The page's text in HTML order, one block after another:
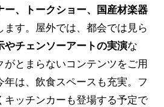
ー、トークショー、国産材楽器
ます。屋外では、都会では見ら
やチェンソーアートの実演な
がとまらないコンテンツをご用
年は、飲食スペースも充実。フ
キッチンカーも登場する予定で